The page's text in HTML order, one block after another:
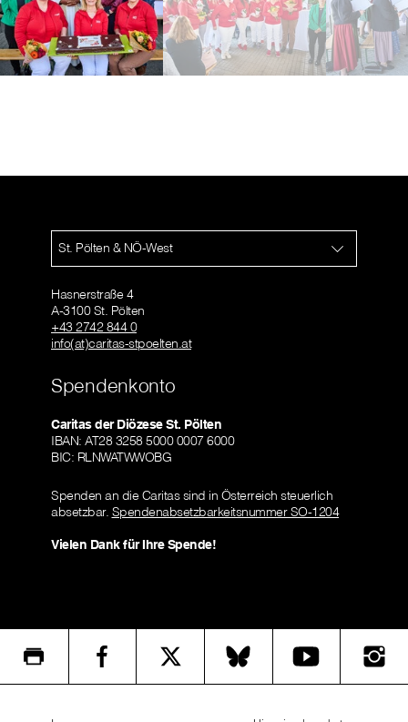
St. Pölten & NÖ-West
Hasnerstraße 4
A-3100 St. Pölten
+43 2742 844 0
info(at)caritas-stpoelten.at
Spendenkonto
Caritas der Diözese St. Pölten
IBAN: AT28 3258 5000 0007 6000
BIC: RLNWATWWOBG
Spenden an die Caritas sind in Österreich steuerlich
absetzbar. Spendenabsetzbarkeitsnummer SO-1204
Vielen Dank für Ihre Spende!